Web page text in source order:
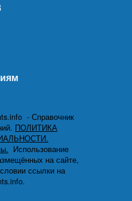
- Справочник
ПОЛИТИКА
Использование
на сайте,
ссылки на